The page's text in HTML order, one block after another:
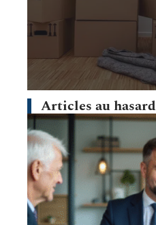
Articles au hasard